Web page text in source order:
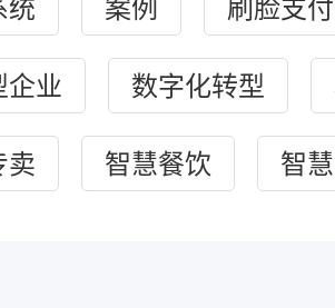
企业 数字化转型
卖 智慧餐饮 智